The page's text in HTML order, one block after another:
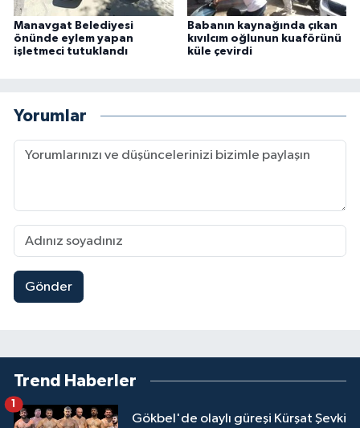
Manavgat Belediyesi
önünde eylem yapan
işletmeci tutuklandı
Babanın kaynağında çıkan
kıvılcım oğlunun kuaförünü
küle çevirdi
Yorumlar
Gönder
Trend Haberler
Gökbel'de olaylı güreşi Kürşat Şevki
1